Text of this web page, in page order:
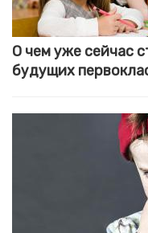
О чем уже сейчас
будущих